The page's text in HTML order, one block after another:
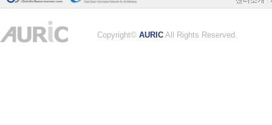
Copyright© AURIC All Rights Reserved.